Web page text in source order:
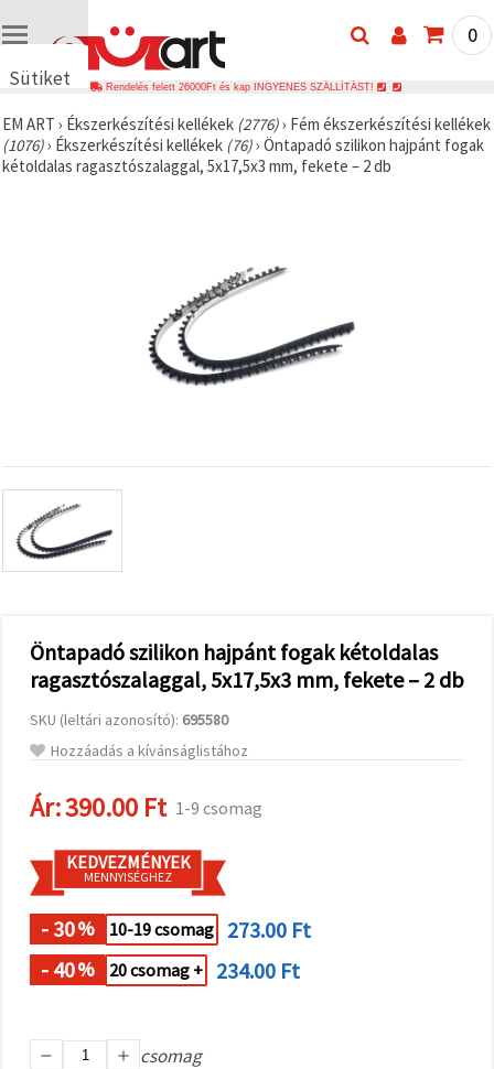
Sütiket
🍪 Cookie-
kat és
hasonló
a
valamint
relevánsabb
tartalmat
és
hirdetéseket
analitikai és
marketingpartnereink
segítségével
Az "Összes
elfogadása"
gombra
elfogadhatja
az összes
Beállításokban
megadhatja
preferenciáit
az adott
típusú sütik
kiválasztásával
"Mentés"
0
Rendelés felett 26000Ft és kap INGYENES SZÁLLÍTÁST!
EM ART › Ékszerkészítési kellékek (2776)› Fém ékszerkészítési kellékek
(1076)› Ékszerkészítési kellékek (76)› Öntapadó szilikon hajpánt fogak
kétoldalas ragasztószalaggal, 5x17,5x3 mm, fekete – 2 db
Öntapadó szilikon hajpánt fogak kétoldalas
ragasztószalaggal, 5x17,5x3 mm, fekete – 2 db
SKU (leltári azonosító): 695580
Hozzáadás a kívánságlistához
Ár:390.00 Ft 1-9 csomag
KEDVEZMÉNYEK
MENNYISÉGHEZ
- 30% 10-19 csomag
273.00 Ft
- 40% 20 csomag + 234.00 Ft
csomag